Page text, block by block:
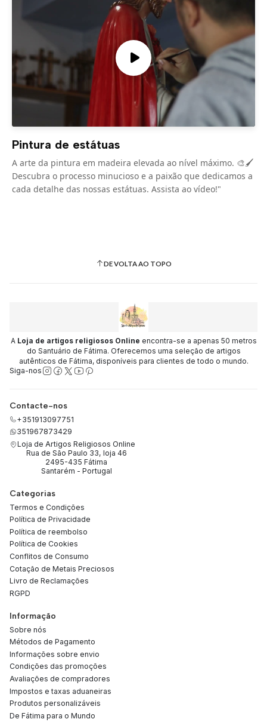
Pintura de estátuas
A arte da pintura em madeira elevada ao nível máximo. 🎨🖌️
Descubra o processo minucioso e a paixão que dedicamos a
cada detalhe das nossas estátuas. Assista ao vídeo!"
DE VOLTA AO TOPO
A Loja de artigos religiosos Online encontra-se a apenas 50 metros
do Santuário de Fátima. Oferecemos uma seleção de artigos
autênticos de Fátima, disponíveis para clientes de todo o mundo.
Siga-nos
Contacte-nos
+351913097751
351967873429
Loja de Artigos Religiosos Online
Rua de São Paulo 33, loja 46
2495-435 Fátima
Santarém - Portugal
Categorias
Termos e Condições
Política de Privacidade
Política de reembolso
Política de Cookies
Conflitos de Consumo
Cotação de Metais Preciosos
Livro de Reclamações
RGPD
Informação
Sobre nós
Métodos de Pagamento
Informações sobre envio
Condições das promoções
Avaliações de compradores
Impostos e taxas aduaneiras
Produtos personalizáveis
De Fátima para o Mundo